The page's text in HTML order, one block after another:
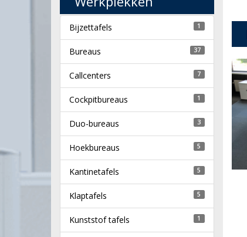
Bijzettafels 1
Bureaus 37
Callcenters 7
Cockpitbureaus 1
Duo-bureaus 3
Hoekbureaus 5
Kantinetafels 5
Klaptafels 5
Kunststof tafels 1